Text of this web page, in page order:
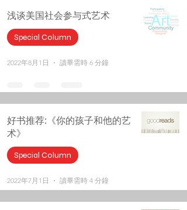
浅谈美国社会参与式艺术
Special Column
2022年8月1日 讀畢需時 6 分鐘
好书推荐:《你的孩子和他的艺
术》
Special Column
2022年7月1日 讀畢需時 4 分鐘